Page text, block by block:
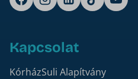
Kapcsolat
KórházSuli Alapítvány